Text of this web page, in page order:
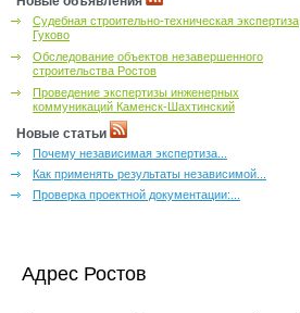
Судебная строительно-техническая экспертиза
Гуково
Обследование объектов незавершенного
строительства Ростов
Проведение экспертизы инженерных
коммуникаций Каменск-Шахтинский
Новые статьи
Почему независимая экспертиза...
Как применять результаты независимой...
Проверка проектной документации:...
Адрес Ростов